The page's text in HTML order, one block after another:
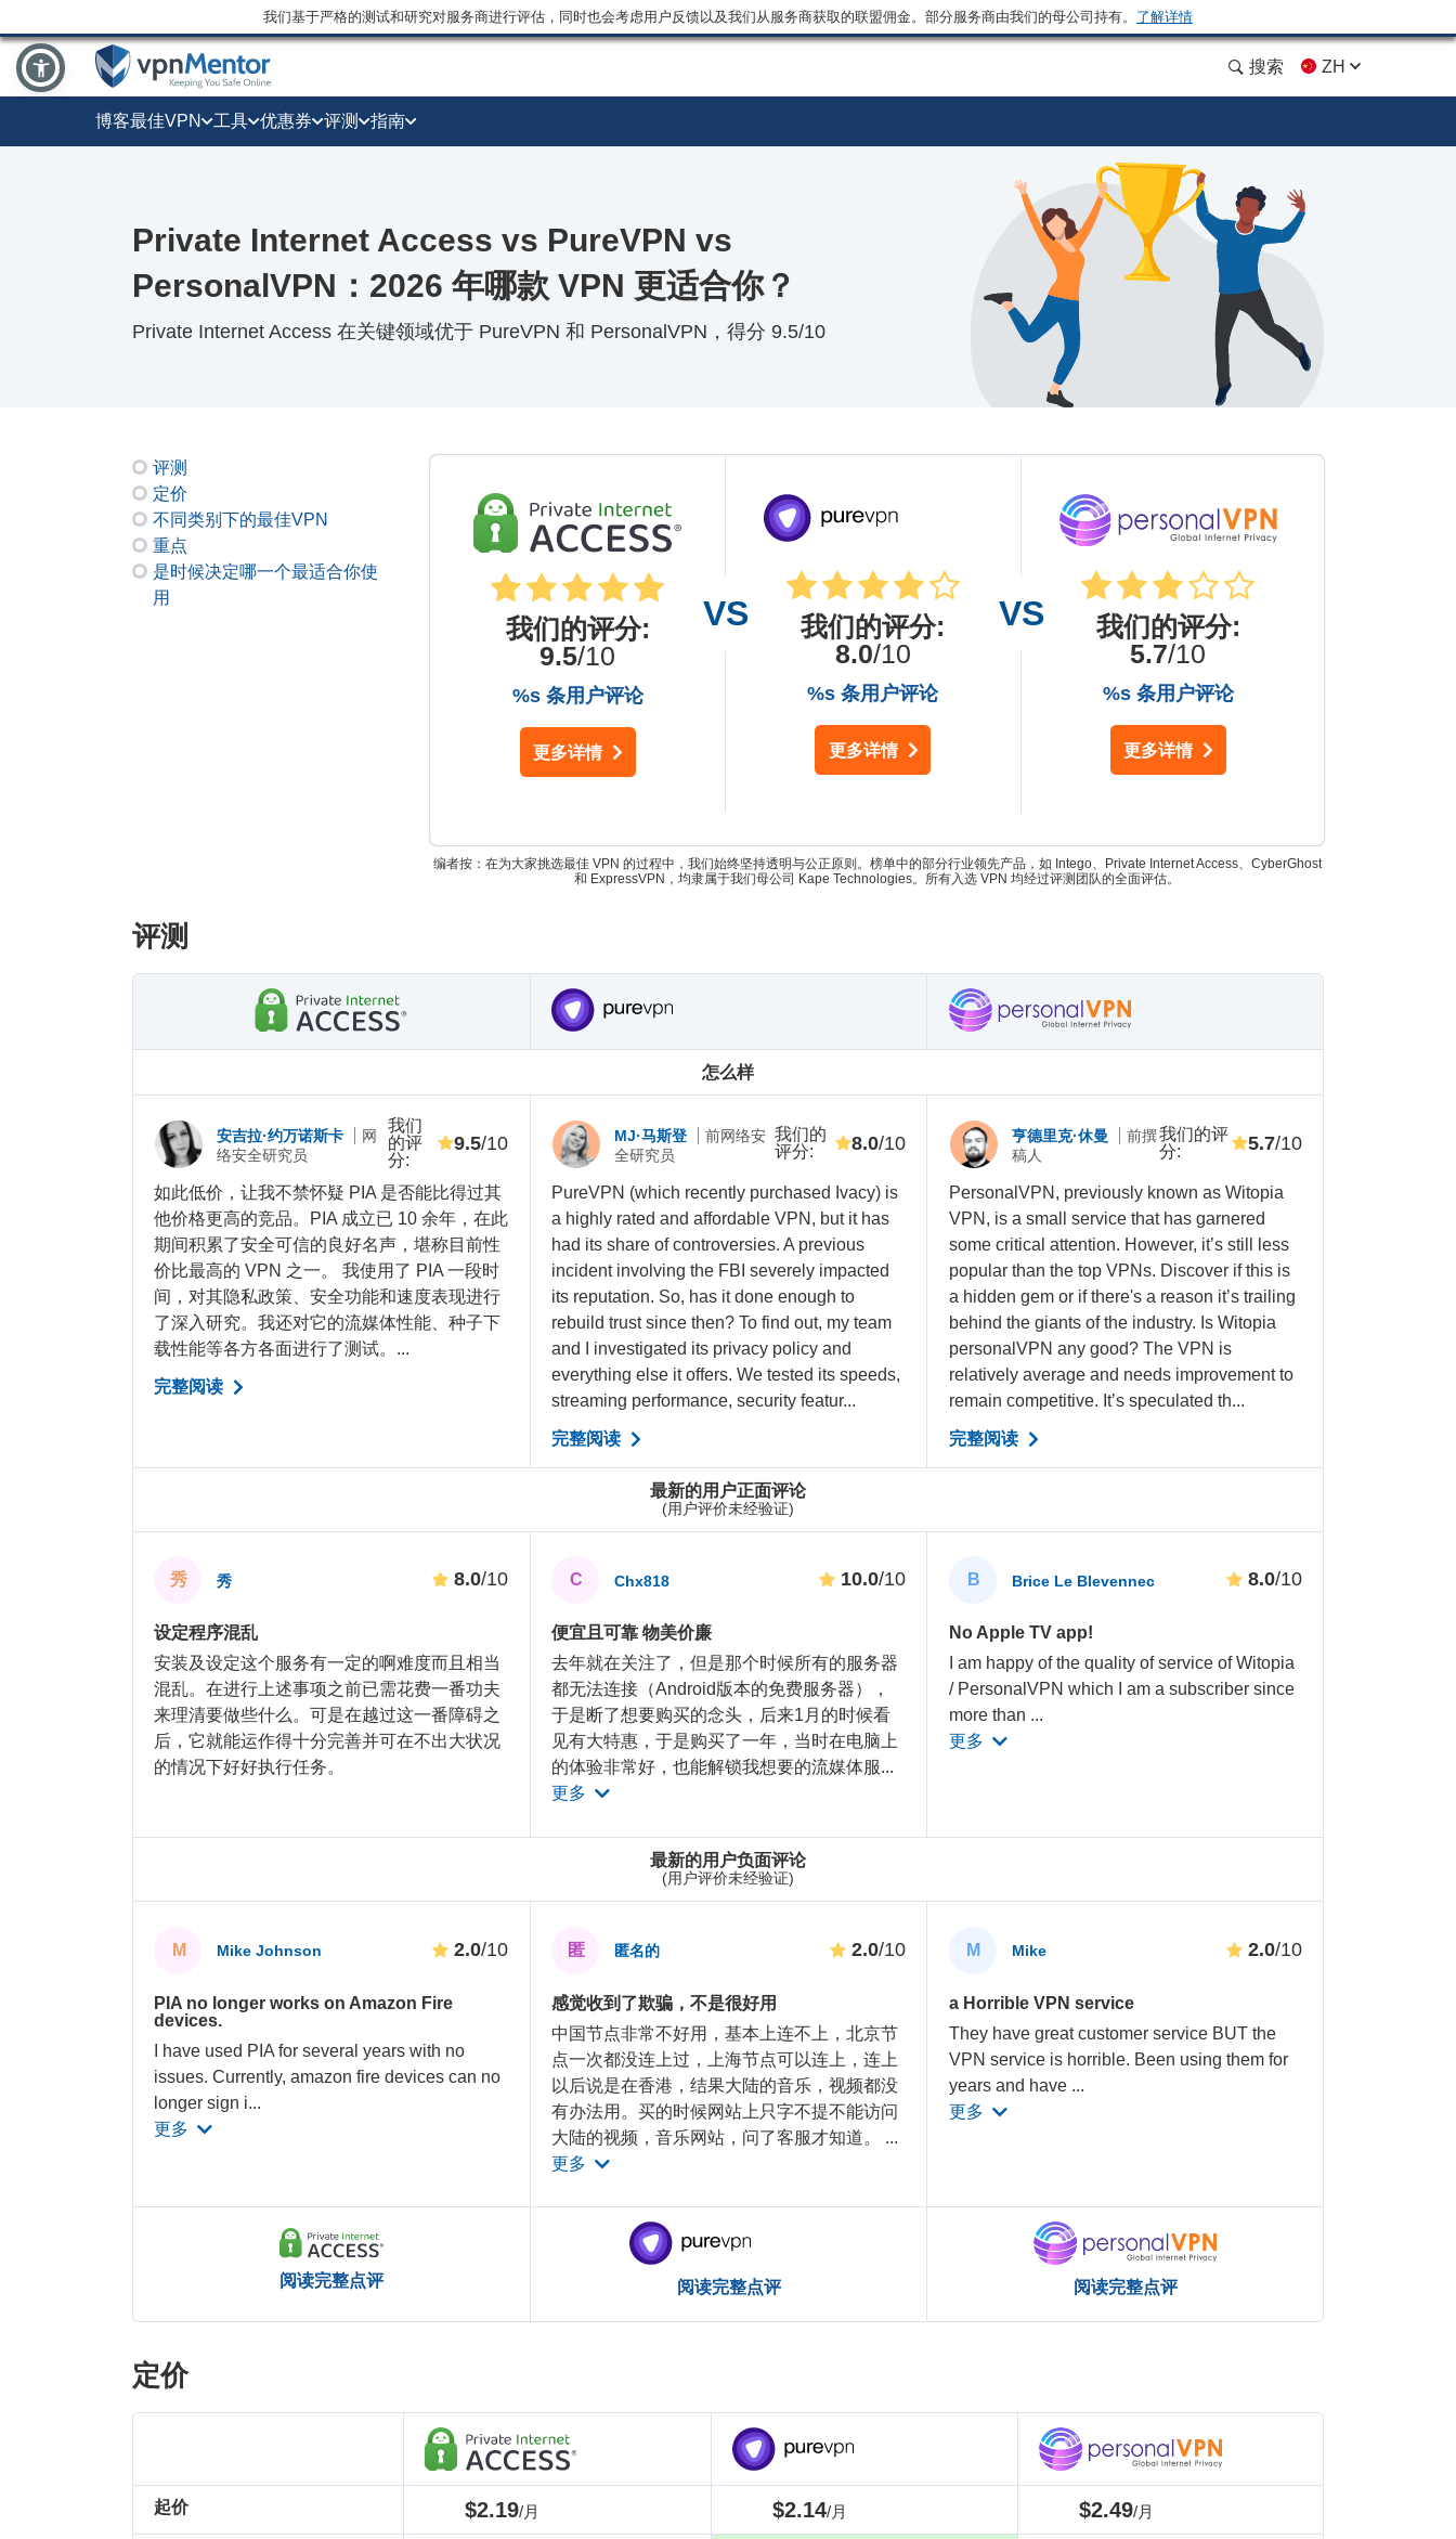
我们基于严格的测试和研究对服务商进行评估，同时也会考虑用户反馈以及我们从服务商获取的联盟佣金。部分服务商由我们的母公司持有。 了解详情
搜索 ZH
博客最佳VPN 工具 优惠券 评测 指南
Private Internet Access vs PureVPN vs
PersonalVPN：2026 年哪款 VPN 更适合你？
Private Internet Access 在关键领域优于 PureVPN 和 PersonalVPN，得分 9.5/10
评测
定价
不同类别下的最佳VPN
重点
是时候决定哪一个最适合你使
用
我们的评分:
9.5/10
%s 条用户评论
更多详情
我们的评分:
8.0/10
%s 条用户评论
更多详情
我们的评分:
5.7/10
%s 条用户评论
更多详情
编者按：在为大家挑选最佳 VPN 的过程中，我们始终坚持透明与公正原则。榜单中的部分行业领先产品，如 Intego、Private Internet Access、CyberGhost
和 ExpressVPN，均隶属于我们母公司 Kape Technologies。所有入选 VPN 均经过评测团队的全面评估。
评测
怎么样
最新的用户正面评论
(用户评价未经验证)
最新的用户负面评论
(用户评价未经验证)
安吉拉·约万诺斯卡
网
络安全研究员
我们
的评
分:
9.5/10
如此低价，让我不禁怀疑 PIA 是否能比得过其
他价格更高的竞品。PIA 成立已 10 余年，在此
期间积累了安全可信的良好名声，堪称目前性
价比最高的 VPN 之一。 我使用了 PIA 一段时
间，对其隐私政策、安全功能和速度表现进行
了深入研究。我还对它的流媒体性能、种子下
载性能等各方各面进行了测试。...
完整阅读
秀 秀 8.0/10
设定程序混乱
安装及设定这个服务有一定的啊难度而且相当
混乱。在进行上述事项之前已需花费一番功夫
来理清要做些什么。可是在越过这一番障碍之
后，它就能运作得十分完善并可在不出大状况
的情况下好好执行任务。
M Mike Johnson 2.0/10
PIA no longer works on Amazon Fire
devices.
I have used PIA for several years with no
issues. Currently, amazon fire devices can no
longer sign i...
更多
阅读完整点评
MJ·马斯登
前网络安
全研究员
我们的
评分: 8.0/10
PureVPN (which recently purchased Ivacy) is
a highly rated and affordable VPN, but it has
had its share of controversies. A previous
incident involving the FBI severely impacted
its reputation. So, has it done enough to
rebuild trust since then? To find out, my team
and I investigated its privacy policy and
everything else it offers. We tested its speeds,
streaming performance, security featur...
完整阅读
C Chx818 10.0/10
便宜且可靠 物美价廉
去年就在关注了，但是那个时候所有的服务器
都无法连接（Android版本的免费服务器），
于是断了想要购买的念头，后来1月的时候看
见有大特惠，于是购买了一年，当时在电脑上
的体验非常好，也能解锁我想要的流媒体服...
更多
匿 匿名的 2.0/10
感觉收到了欺骗，不是很好用
中国节点非常不好用，基本上连不上，北京节
点一次都没连上过，上海节点可以连上，连上
以后说是在香港，结果大陆的音乐，视频都没
有办法用。买的时候网站上只字不提不能访问
大陆的视频，音乐网站，问了客服才知道。 ...
更多
阅读完整点评
亨德里克·休曼
前撰
稿人
我们的评
分: 5.7/10
PersonalVPN, previously known as Witopia
VPN, is a small service that has garnered
some critical attention. However, it’s still less
popular than the top VPNs. Discover if this is
a hidden gem or if there's a reason it’s trailing
behind the giants of the industry. Is Witopia
personalVPN any good? The VPN is
relatively average and needs improvement to
remain competitive. It’s speculated th...
完整阅读
B Brice Le Blevennec 8.0/10
No Apple TV app!
I am happy of the quality of service of Witopia
/ PersonalVPN which I am a subscriber since
more than ...
更多
M Mike 2.0/10
a Horrible VPN service
They have great customer service BUT the
VPN service is horrible. Been using them for
years and have ...
更多
阅读完整点评
定价
起价 $2.19/月 $2.14/月 $2.49/月